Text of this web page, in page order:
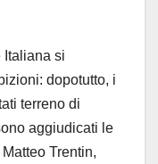
Italiana si
dopotutto, i
terreno di
aggiudicati le
Trentin,